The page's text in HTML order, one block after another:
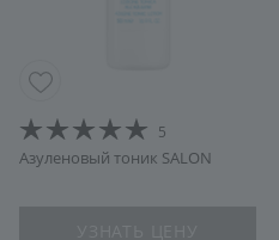
5
Азуленовый тоник SALON